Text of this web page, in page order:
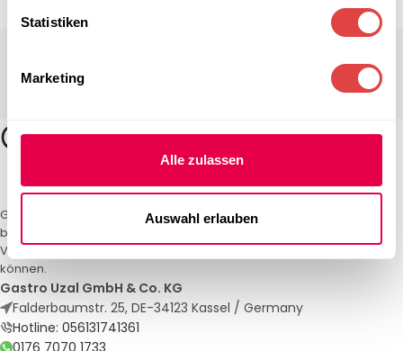
Statistiken
Marketing
Alle zulassen
Auswahl erlauben
Gastro Uzal – Ihr Spezialist für Gastronomiemöbel und -textilien. Wir
bieten maßgeschneiderte Lösungen für Restaurants, Hotels und
Veranstaltungen. Qualität und Service, auf die Sie sich verlassen
können.
Gastro Uzal GmbH & Co. KG
Falderbaumstr. 25, DE-34123 Kassel / Germany
Hotline: 056131741361